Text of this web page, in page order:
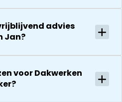
advies
Jan?
voor Dakwerken